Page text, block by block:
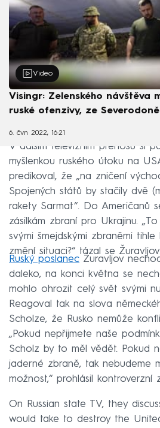
Video
Visingr: Zelenského návštěva
ruské ofenzivy, ze
6. čvn 2022, 16:21
V dalším televizním přenosu si
myšlenkou ruského útoku na
predikoval, že „na zničení
Spojených států by stačily dvě
rakety Sarmat“. Do Američanů
zásilkám zbraní pro Ukrajinu.
svými šmejdskými zbraněmi
změní situaci?“ tázal se
Ruský poslanec Žuravljov
daleko, na konci května se
mohlo ohrozit celý svět svými
Reagoval tak na slova
Scholze, že Rusko nemůže
„Pokud nepřijmete naše
Scholz by to měl vědět. Pokud
jaderné zbraně, tak nebudeme
možnost,“ prohlásil kontroverzní
On Russian state TV, they
would take to destroy the